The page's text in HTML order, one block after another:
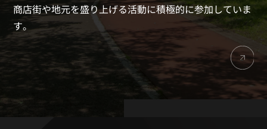
商店街や地元を盛り上げる活動に積極的に参加していま
す。